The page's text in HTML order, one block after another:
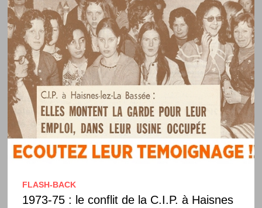
FLASH-BACK
1973-75 : le conflit de la C.I.P. à Haisnes